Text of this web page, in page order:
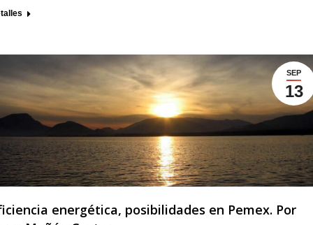
SEP
13
energética, posibilidades en Pemex. Por